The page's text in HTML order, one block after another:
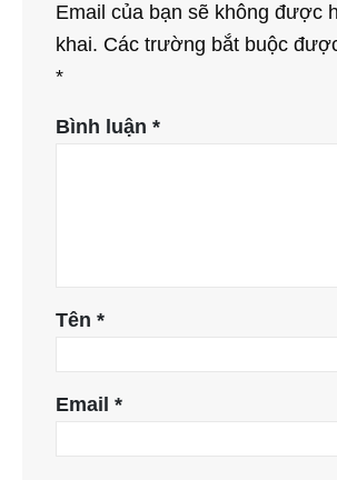
Email của bạn sẽ không được
khai. Các trường bắt buộc
*
Bình luận *
Tên *
Email *